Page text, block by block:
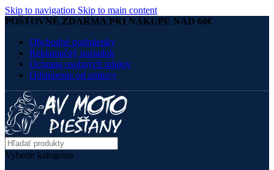
Skip to navigation Skip to main content
POŠTOVNÉ ZDARMA PRI NÁKUPE NAD 60€
Obchodné podmienky
Reklamačný poriadok
Ochrana osobných údajov
Odstúpenie od zmluvy
Vyberte kategóriu